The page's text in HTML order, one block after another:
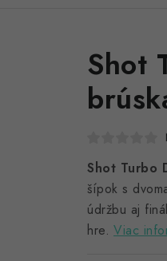
Shot
Shot Turbo
šípok s
údržbu aj
hre. Viac